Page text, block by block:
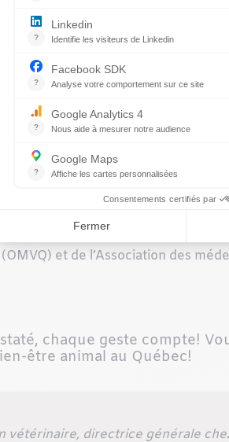
Vous n’avez pas
que peu de temps à contribuer?
municipalité, en faisant du
fondant un OBNL qui rassemble
: PRENEZ LE TEMPS DE
concernant les
aux jolis minois de chiots et
aux « expertises » basées sur
temps de vous assurer de la
Web Flair & cie sur
et de l’Association des
chaque geste compte!
être animal au Québec!
vétérinaire, directrice générale